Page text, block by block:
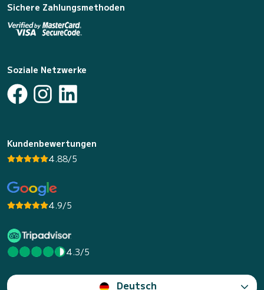
Sichere Zahlungsmethoden
Soziale Netzwerke
Kundenbewertungen
4.88/5
4.9/5
4.3/5
Deutsch